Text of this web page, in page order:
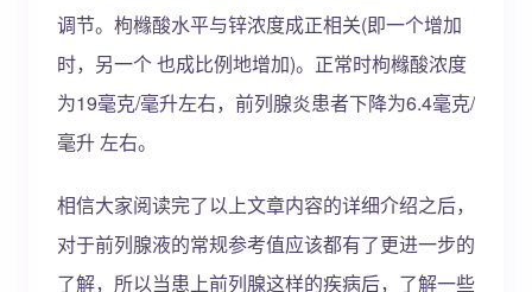
调节。枸橼酸水平与锌浓度成正相关(即一个增加
时，另一个 也成比例地增加)。正常时枸橼酸浓度
为19毫克/毫升左右，前列腺炎患者下降为6.4毫克/
毫升 左右。
相信大家阅读完了以上文章内容的详细介绍之后，
对于前列腺液的常规参考值应该都有了更进一步的
了解，所以当患上前列腺这样的疾病后，了解一些